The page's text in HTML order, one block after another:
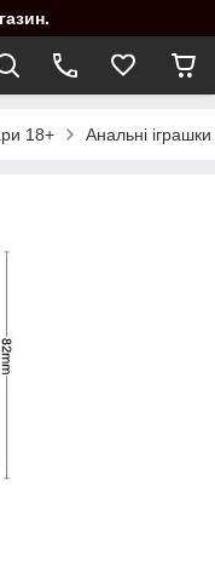
18+ Анальні іграшки